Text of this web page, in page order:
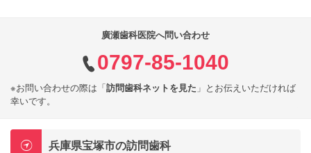
廣瀬歯科医院へ問い合わせ
0797-85-1040
※お問い合わせの際は「訪問歯科ネットを見た 」とお伝えいただければ
幸いです。
兵庫県宝塚市の訪問歯科